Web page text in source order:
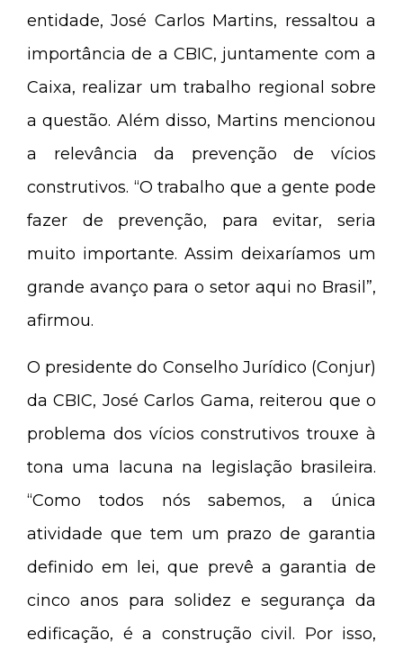
entidade, José Carlos Martins, ressaltou a
importância de a CBIC, juntamente com a
Caixa, realizar um trabalho regional sobre
a questão. Além disso, Martins mencionou
a relevância da prevenção de vícios
construtivos. “O trabalho que a gente pode
fazer de prevenção, para evitar, seria
muito importante. Assim deixaríamos um
grande avanço para o setor aqui no Brasil”,
afirmou.
O presidente do Conselho Jurídico (Conjur)
da CBIC, José Carlos Gama, reiterou que o
problema dos vícios construtivos trouxe à
tona uma lacuna na legislação brasileira.
“Como todos nós sabemos, a única
atividade que tem um prazo de garantia
definido em lei, que prevê a garantia de
cinco anos para solidez e segurança da
edificação, é a construção civil. Por isso,